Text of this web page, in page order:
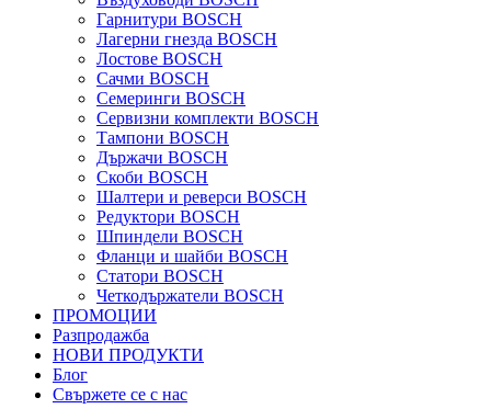
Гарнитури BOSCH
Лагерни гнезда BOSCH
Лостове BOSCH
Сачми BOSCH
Семеринги BOSCH
Сервизни комплекти BOSCH
Тампони BOSCH
Държачи BOSCH
Скоби BOSCH
Шалтери и реверси BOSCH
Редуктори BOSCH
Шпиндели BOSCH
Фланци и шайби BOSCH
Статори BOSCH
Четкодържатели BOSCH
ПРОМОЦИИ
Разпродажба
НОВИ ПРОДУКТИ
Блог
Свържете се с нас